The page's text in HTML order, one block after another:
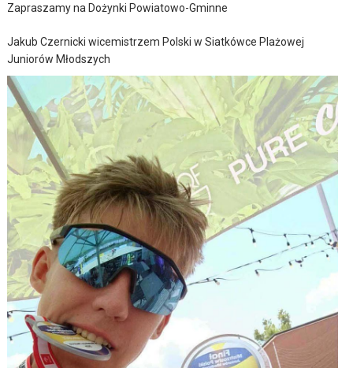
Zapraszamy na Dożynki Powiatowo-Gminne
Jakub Czernicki wicemistrzem Polski w Siatkówce Plażowej
Juniorów Młodszych